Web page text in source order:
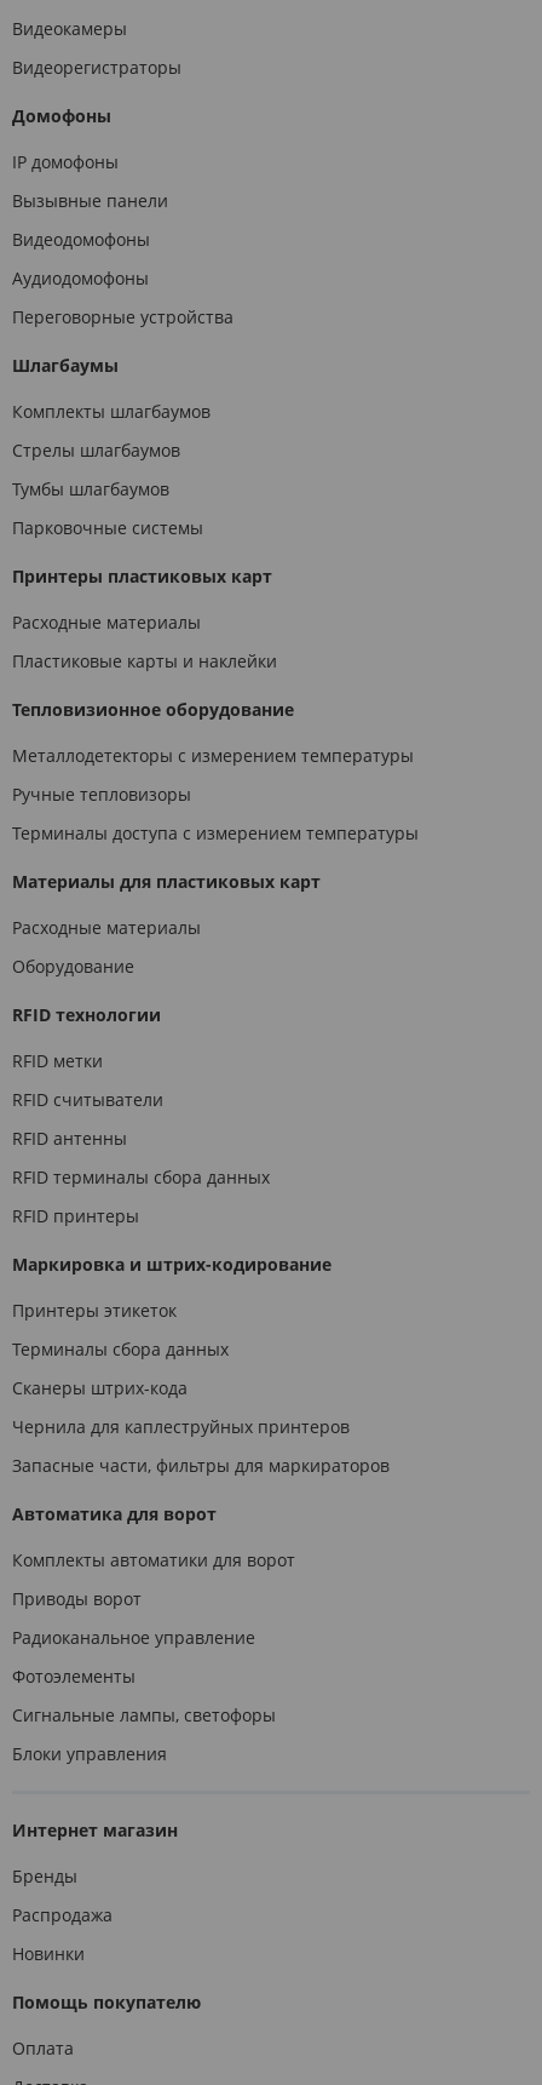
Видеокамеры
Видеорегистраторы
Домофоны
IP домофоны
Вызывные панели
Видеодомофоны
Аудиодомофоны
Переговорные устройства
Шлагбаумы
Комплекты шлагбаумов
Стрелы шлагбаумов
Тумбы шлагбаумов
Парковочные системы
Принтеры пластиковых карт
Расходные материалы
Пластиковые карты и наклейки
Тепловизионное оборудование
Металлодетекторы с измерением температуры
Ручные тепловизоры
Терминалы доступа с измерением температуры
Материалы для пластиковых карт
Расходные материалы
Оборудование
RFID технологии
RFID метки
RFID считыватели
RFID антенны
RFID терминалы сбора данных
RFID принтеры
Маркировка и штрих-кодирование
Принтеры этикеток
Терминалы сбора данных
Сканеры штрих-кода
Чернила для каплеструйных принтеров
Запасные части, фильтры для маркираторов
Автоматика для ворот
Комплекты автоматики для ворот
Приводы ворот
Радиоканальное управление
Фотоэлементы
Сигнальные лампы, светофоры
Блоки управления
Интернет магазин
Бренды
Распродажа
Новинки
Помощь покупателю
Оплата